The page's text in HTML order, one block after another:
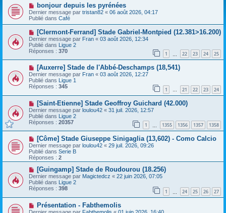
N
o
u
v
e
u
m
e
s
s
a
g
e
bonjour depuis les pyrénées
Dernier message par tristan82 « 06 août 2026, 04:17
Publié dans Café
N
o
u
v
e
a
m
e
s
s
a
e
[Clermont-Ferrand] Stade Gabriel-Montpied (12.381>16.200)
Dernier message par Fran « 03 août 2026, 12:34
Publié dans Ligue 2
Réponses : 370 1 22 23 24 25
N
o
u
v
e
a
u
m
e
s
s
a
e
[Auxerre] Stade de l'Abbé-Deschamps (18,541)
Dernier message par Fran « 03 août 2026, 12:27
Publié dans Ligue 1
Réponses : 345 1 … 21 22 23 24
N
o
u
v
e
a
m
e
s
s
a
g
e
[Saint-Etienne] Stade Geoffroy Guichard (42.000)
Dernier message par loulou42 « 31 juil. 2026, 12:57
Publié dans Ligue 2
Réponses : 20357 1 1355 1356 1357 1358
N
o
u
v
e
a
u
m
e
s
s
a
g
[Côme] Stade Giuseppe Sinigaglia (13,602) - Como Calcio
Dernier message par loulou42 « 29 juil. 2026, 09:26
Publié dans Serie B
Réponses : 2
N
o
u
v
e
a
m
[Guingamp] Stade de Roudourou (18.256)
Dernier message par Magictedcz « 22 juin 2026, 07:05
Publié dans Ligue 2
Réponses : 398 1 24 25 26 27
N
o
Présentation - Fabthemolis